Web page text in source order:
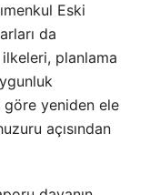
Eski
da
planlama
göre yeniden ele
açısından